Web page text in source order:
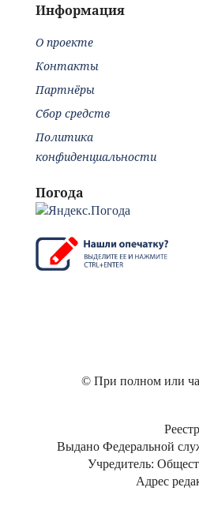
Информация
О проекте
Контакты
Партнёры
Сбор средств
Политика
конфиденциальности
Погода
© При полном или
Выдано Федеральной
Учредитель:
Адрес